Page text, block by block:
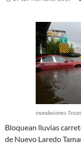
inundaciones Texas
Bloquean lluvias
de Nuevo Laredo